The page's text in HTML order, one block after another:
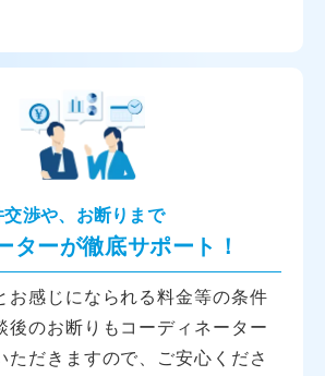
渉や、お断りまで
ターが徹底サポート！
お感じになられる料金等の条件
後のお断りもコーディネーター
ただきますので、ご安心くださ